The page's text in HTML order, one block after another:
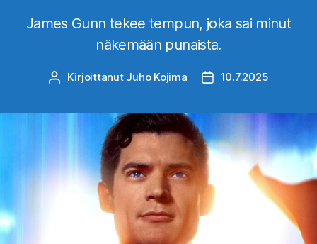
James Gunn tekee tempun, joka sai minut
näkemään punaista.
Kirjoittaja
Kirjoittanut Juho Kojima Julkaisupäivämäärä
10.7.2025